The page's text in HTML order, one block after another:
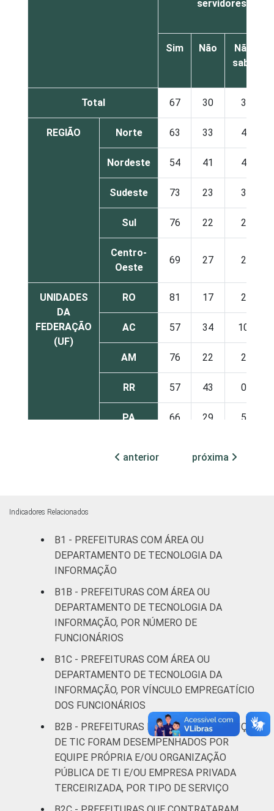
servidores
Sim Não
Não
sabe
Total 67 30 3
REGIÃO Norte 63 33 4
Nordeste 54 41 4
Sudeste 73 23 3
Sul 76 22 2
Centro-
Oeste
69 27 2
UNIDADES
DA
FEDERAÇÃO
(UF)
RO 81 17 2
AC 57 34 10
AM 76 22 2
RR 57 43 0
PA 66 29 5
PI 44 51
RN 56 42
PB 41
PE 66 31
AL 54 42 2
49 46 5
BA 62 33
MG 65 30
ES 85 14
anterior próxima
Indicadores Relacionados
B1 - PREFEITURAS COM ÁREA OU
DEPARTAMENTO DE TECNOLOGIA DA
INFORMAÇÃO
B1B - PREFEITURAS COM ÁREA OU
DEPARTAMENTO DE TECNOLOGIA DA
INFORMAÇÃO, POR NÚMERO DE
FUNCIONÁRIOS
B1C - PREFEITURAS COM ÁREA OU
DEPARTAMENTO DE TECNOLOGIA DA
INFORMAÇÃO, POR VÍNCULO EMPREGATÍCIO
DOS FUNCIONÁRIOS
B2B - PREFEITURAS NAS QUAIS OS SERVIÇOS
DE TIC FORAM DESEMPENHADOS POR
EQUIPE PRÓPRIA E/OU ORGANIZAÇÃO
PÚBLICA DE TI E/OU EMPRESA PRIVADA
TERCEIRIZADA, POR TIPO DE SERVIÇO